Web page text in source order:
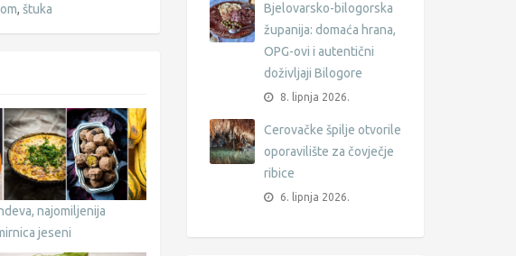
, štuka
najomiljenija
jeseni
Bjelovarsko-bilogorska
županija: domaća hrana,
OPG-ovi i autentični
doživljaji Bilogore
8. lipnja 2026.
Cerovačke špilje otvorile
oporavilište za čovječje
ribice
6. lipnja 2026.